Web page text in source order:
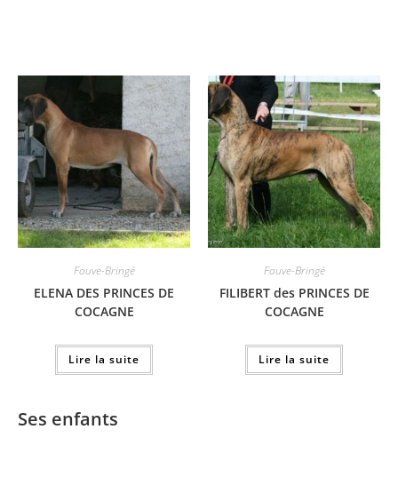
Fauve-Bringé
ELENA DES PRINCES DE
COCAGNE
Lire la suite
Fauve-Bringé
FILIBERT des PRINCES DE
COCAGNE
Lire la suite
Ses enfants